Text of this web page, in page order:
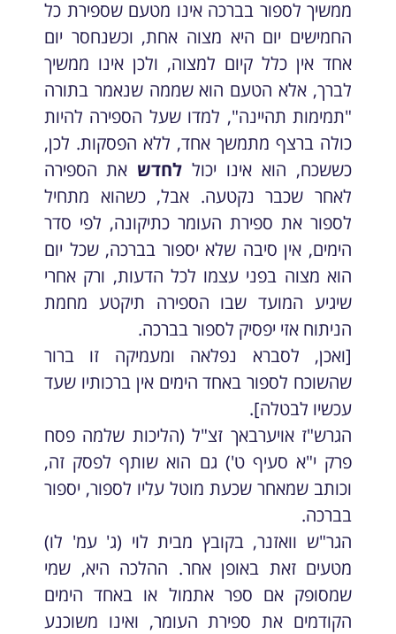
ממשיך לספור בברכה אינו מטעם שספירת כל
החמישים יום היא מצוה אחת, וכשנחסר יום
אחד אין כלל קיום למצוה, ולכן אינו ממשיך
לברך, אלא הטעם הוא שממה שנאמר בתורה
"תמימות תהיינה", למדו שעל הספירה להיות
כולה ברצף מתמשך אחד, ללא הפסקות. לכן,
כששכח, הוא אינו יכול לחדש את הספירה
לאחר שכבר נקטעה. אבל, כשהוא מתחיל
לספור את ספירת העומר כתיקונה, לפי סדר
הימים, אין סיבה שלא יספור בברכה, שכל יום
הוא מצוה בפני עצמו לכל הדעות, ורק אחרי
שיגיע המועד שבו הספירה תיקטע מחמת
הניתוח אזי יפסיק לספור בברכה.
[ואכן, לסברא נפלאה ומעמיקה זו ברור
שהשוכח לספור באחד הימים אין ברכותיו שעד
עכשיו לבטלה].
הגרש"ז אויערבאך זצ"ל (הליכות שלמה פסח
פרק י"א סעיף ט') גם הוא שותף לפסק זה,
וכותב שמאחר שכעת מוטל עליו לספור, יספור
בברכה.
הגר"ש וואזנר, בקובץ מבית לוי (ג' עמ' לו)
מטעים זאת באופן אחר. ההלכה היא, שמי
שמסופק אם ספר אתמול או באחד הימים
הקודמים את ספירת העומר, ואינו משוכנע